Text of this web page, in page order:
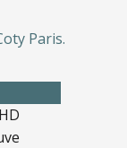
Paris.